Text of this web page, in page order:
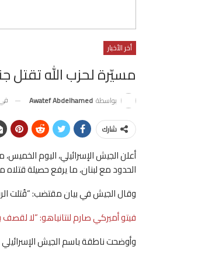
أخر الأخبار
مسيّرة لحزب الله تقتل
بواسطة Awatef Abdelhamed
شارك
أعلن الجيش الإسرائيلي، اليوم
الحدود مع لبنان، ما يرفع حصيلة قتلاه منذ
وقال الجيش في بيان مقتضب: “قُتلت الرقيبة روتيم ياناي، البالغة 20
فيتو أميركي صارم لنتانياهو: “لا لقصف
وأوضحت ناطقة باسم الجيش الإسرائيلي